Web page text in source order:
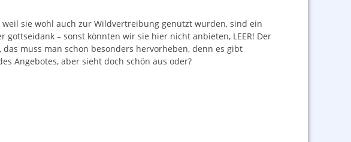
sie wohl auch zur Wildvertreibung genutzt wurden, sind ein
gottseidank – sonst könnten wir sie hier nicht anbieten, LEER! Der
das muss man schon besonders hervorheben, denn es gibt
Angebotes, aber sieht doch schön aus oder?